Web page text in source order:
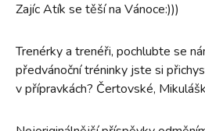
Zajíc Atík se těší na Vánoce:)))
Trenérky a trenéři, pochlubte se
předvánoční tréninky jste si
v přípravkách? Čertovské,